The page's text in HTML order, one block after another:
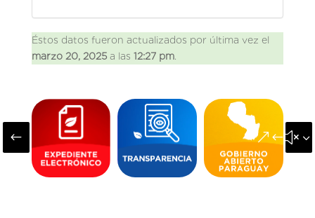
Éstos datos fueron actualizados por última vez el
marzo 20, 2025a las 12:27 pm.
#